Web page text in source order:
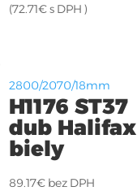
(72.71€s DPH )
2800/2070/18mm
H1176 ST37
dub Halifax
biely
89.17€ bez DPH